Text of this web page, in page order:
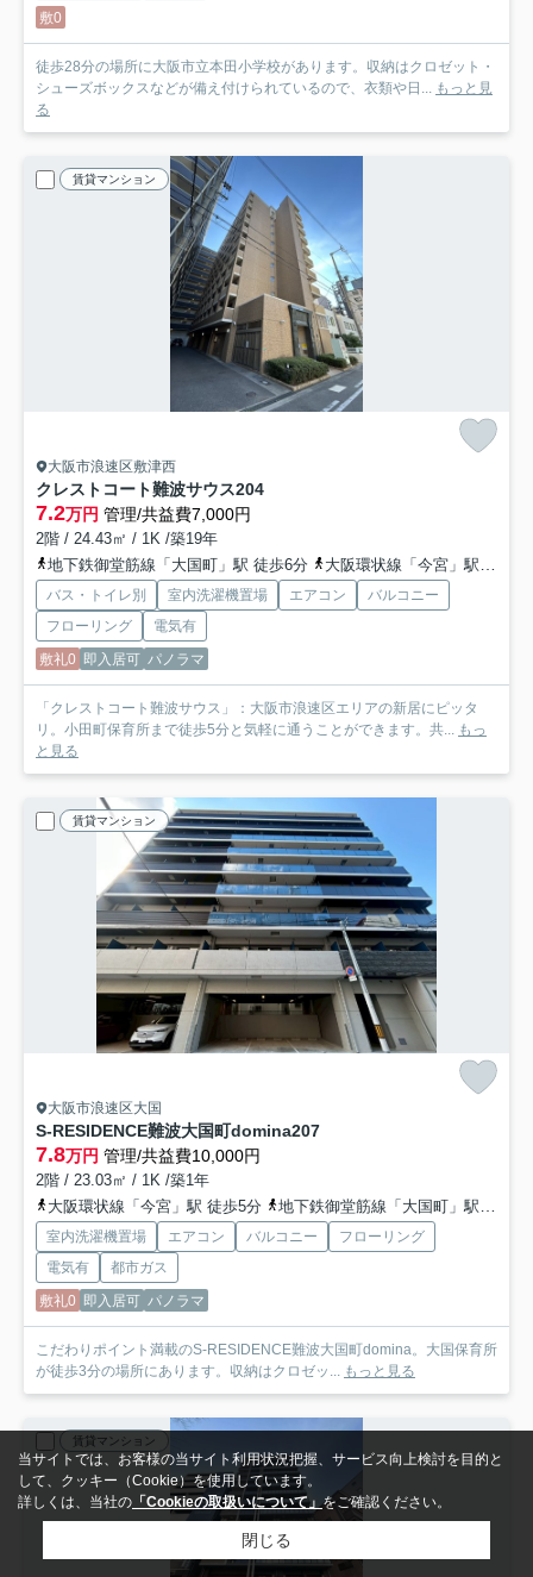
敷0
徒歩28分の場所に大阪市立本田小学校があります。収納はクロゼット・
シューズボックスなどが備え付けられているので、衣類や日...
もっと見
る
賃貸マンション
大阪市浪速区敷津西
クレストコート難波サウス204
7.2万円 管理/共益費7,000円
2階 / 24.43㎡ / 1K /築19年
地下鉄御堂筋線「大国町」駅 徒歩6分
大阪環状線「今宮」駅 徒歩10分
バス・トイレ別 室内洗濯機置場 エアコン
バルコニー
フローリング
電気有
敷礼0 即入居可 パノラマ
「クレストコート難波サウス」：大阪市浪速区エリアの新居にピッタ
リ。小田町保育所まで徒歩5分と気軽に通うことができます。共...
もっ
と見る
賃貸マンション
大阪市浪速区大国
S-RESIDENCE難波大国町domina207
7.8万円 管理/共益費10,000円
2階 / 23.03㎡ / 1K /築1年
大阪環状線「今宮」駅 徒歩5分
地下鉄御堂筋線「大国町」駅 徒歩6分
室内洗濯機置場 エアコン バルコニー
フローリング
電気有
都市ガス
敷礼0 即入居可 パノラマ
こだわりポイント満載のS-RESIDENCE難波大国町domina。大国保育所
が徒歩3分の場所にあります。収納はクロゼッ... もっと見る
賃貸マンション
当サイトでは、お客様の当サイト利用状況把握、サービス向上検討を目的と
して、クッキー（Cookie）を使用しています。
詳しくは、当社の 「Cookieの取扱いについて」をご確認ください。
閉じる